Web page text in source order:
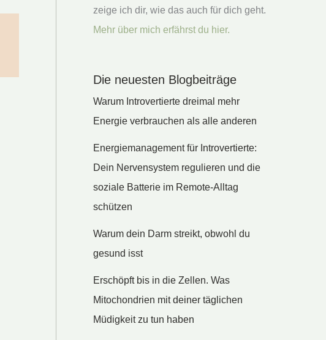
zeige ich dir, wie das auch für dich geht.
Mehr über mich erfährst du hier.
Die neuesten Blogbeiträge
Warum Introvertierte dreimal mehr
Energie verbrauchen als alle anderen
Energiemanagement für Introvertierte:
Dein Nervensystem regulieren und die
soziale Batterie im Remote-Alltag
schützen
Warum dein Darm streikt, obwohl du
gesund isst
Erschöpft bis in die Zellen. Was
Mitochondrien mit deiner täglichen
Müdigkeit zu tun haben